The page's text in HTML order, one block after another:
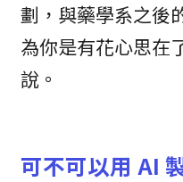
劃，與藥學系之後
為你是有花心思在
說。
可不可以用 AI